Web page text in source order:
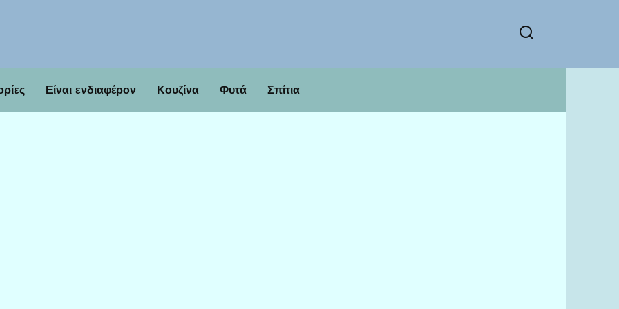
Είναι ενδιαφέρον Κουζίνα Φυτά Σπίτια